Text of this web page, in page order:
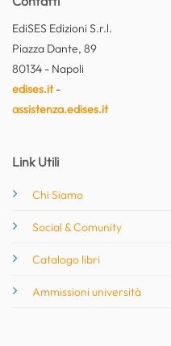
EdiSES Edizioni S.r.l.
Piazza Dante, 89
80134 - Napoli
edises.it-
assistenza.edises.it
Link Utili
Chi Siamo
Social & Comunity
Catalogo libri
Ammissioni università